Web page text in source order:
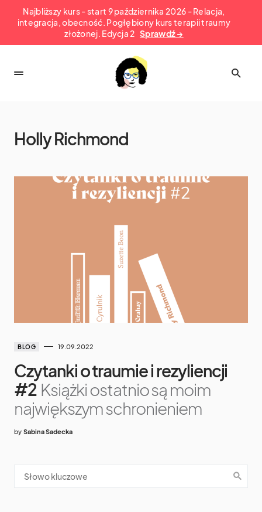
Najbliższy kurs - start 9 października 2026 - Relacja,
integracja, obecność. Pogłębiony kurs terapii traumy
złożonej. Edycja 2 Sprawdź →
Holly Richmond
BLOG 19.09.2022
Czytanki o traumie i rezyliencji
#2 Książki ostatnio są moim
największym schronieniem
by Sabina Sadecka